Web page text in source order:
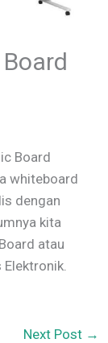
Board
whiteboard
dengan
kita
atau
Next Post →